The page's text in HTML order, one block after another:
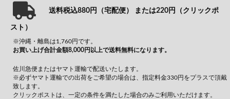
送料税込880円（宅配便） または220円（クリックポ
スト）
※沖縄・離島は1,760円です。
お買い上げ合計金額8,000円以上で送料無料になります。
佐川急便またはヤマト運輸で配送いたします。
※必ずヤマト運輸での出荷をご希望の場合は、指定料金330円をプラスで頂戴
致します。
クリックポストは、一定の条件を満たした場合のみご利用いただけます。